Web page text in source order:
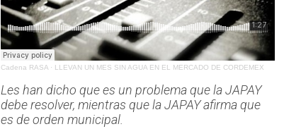
Cadena RASA· LLEVAN UN MES SIN AGUA EN EL MERCADO DE CORDEMEX
Les han dicho que es un problema que la JAPAY
debe resolver, mientras que la JAPAY afirma que
es de orden municipal.